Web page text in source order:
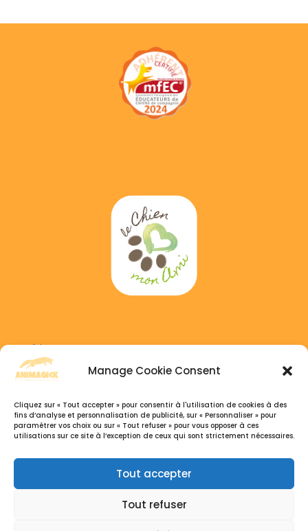
Manage Cookie Consent
Cliquez sur « Tout accepter » pour consentir à l'utilisation de cookies à des
fins d’analyse et personnalisation de publicité, sur « Personnaliser » pour
paramétrer vos choix ou sur « Tout refuser » pour vous opposer à ces
utilisations sur ce site à l’exception de ceux qui sont strictement nécessaires.
Tout accepter
Tout refuser
Adress :
6 GAICHEL, 8469 Habscht, Luxembourg
+352 691 333 041
+32 495 77 26 07
Du Lundi au Samedi, 9h30 – 18:30